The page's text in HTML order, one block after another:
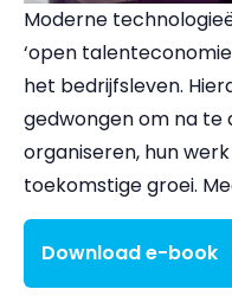
Moderne
‘open
het bedrijfsleven.
gedwongen om na te
organiseren, hun
toekomstige groei.
Download e-book